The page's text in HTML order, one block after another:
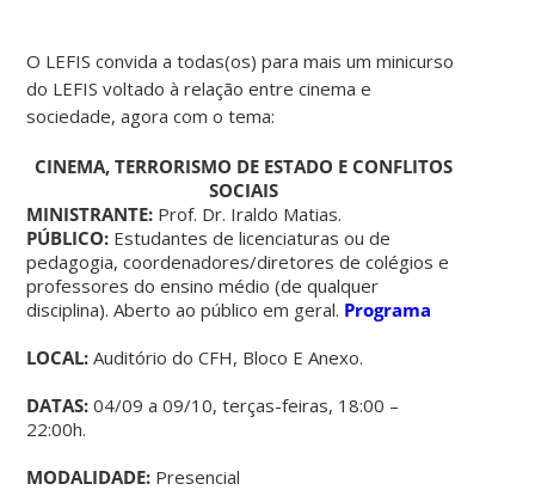
O LEFIS convida a todas(os) para mais um minicurso
do LEFIS voltado à relação entre cinema e
sociedade, agora com o tema:
CINEMA, TERRORISMO DE ESTADO E CONFLITOS
SOCIAIS
MINISTRANTE: Prof. Dr. Iraldo Matias.
PÚBLICO: Estudantes de licenciaturas ou de
pedagogia, coordenadores/diretores de colégios e
professores do ensino médio (de qualquer
disciplina). Aberto ao público em geral. Programa
LOCAL:Auditório do CFH, Bloco E Anexo.
DATAS:04/09 a 09/10, terças-feiras, 18:00 –
22:00h.
MODALIDADE: Presencial